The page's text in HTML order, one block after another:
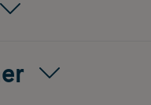
Vitamin D bidrar också